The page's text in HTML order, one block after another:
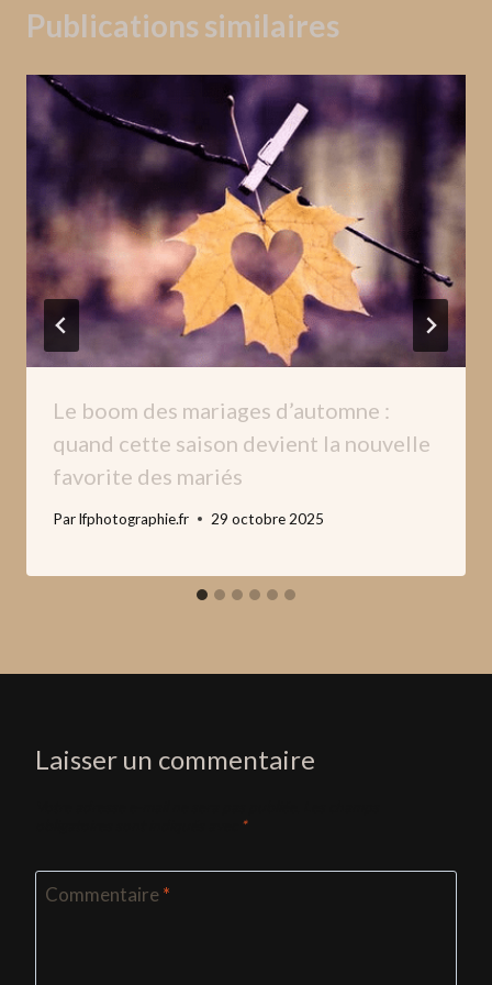
Publications similaires
Le boom des mariages d’automne :
quand cette saison devient la nouvelle
favorite des mariés
Parlfphotographie.fr 29 octobre 2025
Laisser un commentaire
*
Commentaire*